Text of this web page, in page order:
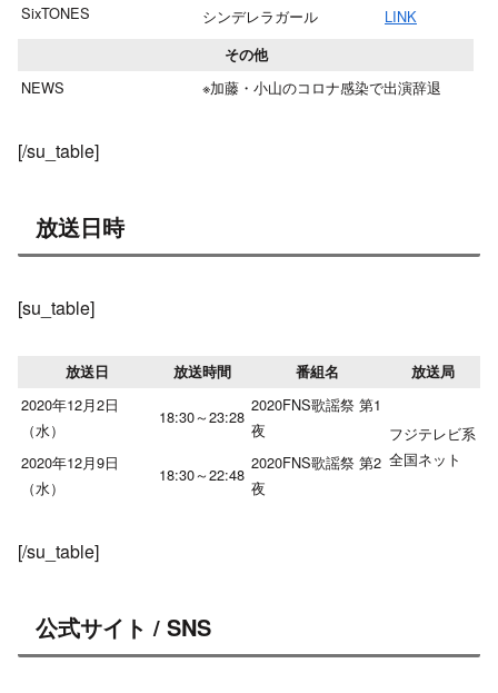
SixTONES
シンデレラガール
LINK
その他
NEWS ※加藤・小山のコロナ感染で出演辞退
[/su_table]
放送日時
[su_table]
放送日 放送時間 番組名 放送局
2020年12月2日
（水）
18:30～23:28
2020FNS歌謡祭 第1
夜
フジテレビ系
全国ネット
2020年12月9日
（水）
18:30～22:48
2020FNS歌謡祭 第2
夜
[/su_table]
公式サイト / SNS